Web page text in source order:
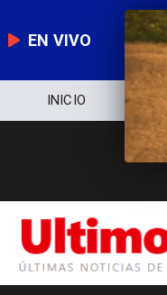
EN VIVO
INICIO